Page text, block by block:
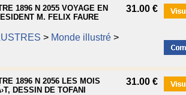
1896 N 2055 VOYAGE EN
M. FELIX FAURE
> Monde illustré>
31.00 €
1896 N 2056 LES MOIS
DESSIN DE TOFANI
31.00 €